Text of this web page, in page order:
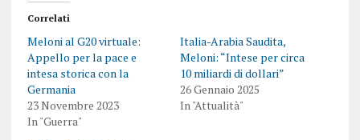
Correlati
Meloni al G20 virtuale:
Appello per la pace e
intesa storica con la
Germania
23 Novembre 2023
In "Guerra"
Italia-Arabia Saudita,
Meloni: “Intese per circa
10 miliardi di dollari”
26 Gennaio 2025
In "Attualità"